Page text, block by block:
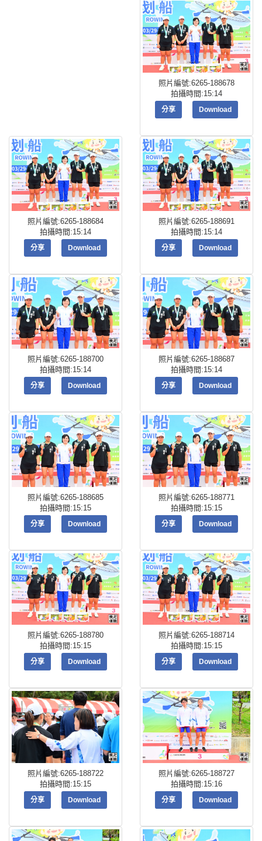
照片編號:6265-188678
拍攝時間:15:14
分享 Download
照片編號:6265-188684
拍攝時間:15:14
分享 Download
照片編號:6265-188691
拍攝時間:15:14
分享 Download
照片編號:6265-188700
拍攝時間:15:14
分享 Download
照片編號:6265-188687
拍攝時間:15:14
分享 Download
照片編號:6265-188685
拍攝時間:15:15
分享 Download
照片編號:6265-188771
拍攝時間:15:15
分享 Download
照片編號:6265-188780
拍攝時間:15:15
分享 Download
照片編號:6265-188714
拍攝時間:15:15
分享 Download
照片編號:6265-188722
拍攝時間:15:15
分享 Download
照片編號:6265-188727
拍攝時間:15:16
分享 Download